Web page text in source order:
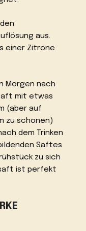
aus.
einer Zitrone
Morgen nach
mit etwas
(aber auf
zu schonen)
dem Trinken
Saftes
zu sich
ist perfekt